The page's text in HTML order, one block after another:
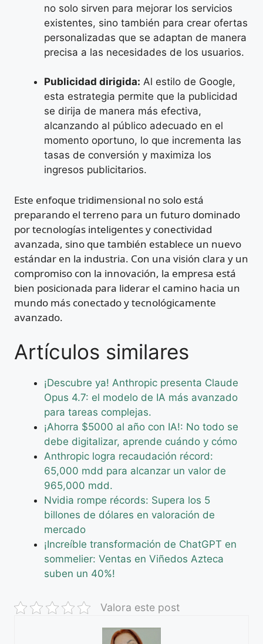
no solo sirven para mejorar los servicios
existentes, sino también para crear ofertas
personalizadas que se adaptan de manera
precisa a las necesidades de los usuarios.
Publicidad dirigida: Al estilo de Google,
esta estrategia permite que la publicidad
se dirija de manera más efectiva,
alcanzando al público adecuado en el
momento oportuno, lo que incrementa las
tasas de conversión y maximiza los
ingresos publicitarios.
Este enfoque tridimensional no solo está
preparando el terreno para un futuro dominado
por tecnologías inteligentes y conectividad
avanzada, sino que también establece un nuevo
estándar en la industria. Con una visión clara y un
compromiso con la innovación, la empresa está
bien posicionada para liderar el camino hacia un
mundo más conectado y tecnológicamente
avanzado.
Artículos similares
¡Descubre ya! Anthropic presenta Claude
Opus 4.7: el modelo de IA más avanzado
para tareas complejas.
¡Ahorra $5000 al año con IA!: No todo se
debe digitalizar, aprende cuándo y cómo
Anthropic logra recaudación récord:
65,000 mdd para alcanzar un valor de
965,000 mdd.
Nvidia rompe récords: Supera los 5
billones de dólares en valoración de
mercado
¡Increíble transformación de ChatGPT en
sommelier: Ventas en Viñedos Azteca
suben un 40%!
Valora este post